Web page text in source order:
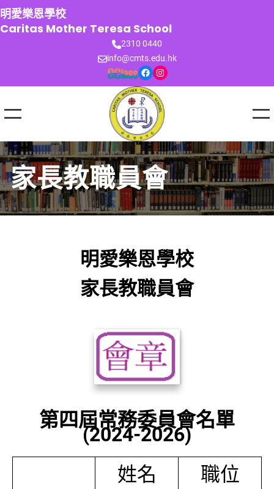
跳
至
主
明愛樂恩學校
Caritas Mother Teresa School
2310 0440
info@cmts.edu.hk
Facebook Instagram
家長教職員會
明愛樂恩學校
家長教職員會
第四屆常務委員會名單
(2024-2026)
姓名
職位